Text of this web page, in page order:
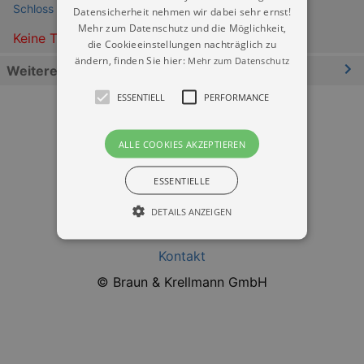
Schloss Moritzburg
Keine Termine
Weitere Informationen
Datenschutz
Kontakt
© Braun & Krellmann GmbH
Datensicherheit nehmen wir dabei sehr ernst!
Mehr zum Datenschutz und die Möglichkeit,
die Cookieeinstellungen nachträglich zu
ändern, finden Sie hier: Mehr zum Datenschutz
ESSENTIELL PERFORMANCE
ALLE COOKIES AKZEPTIEREN
ESSENTIELLE
DETAILS ANZEIGEN